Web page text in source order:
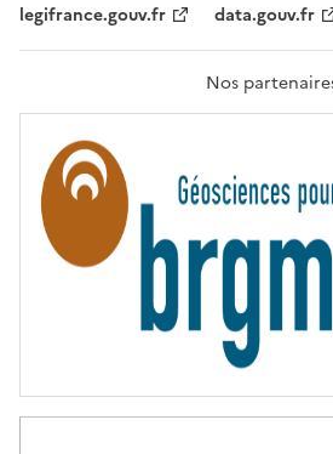
F
É
legifrance.gouv.fr
data.gouv.fr
Nos